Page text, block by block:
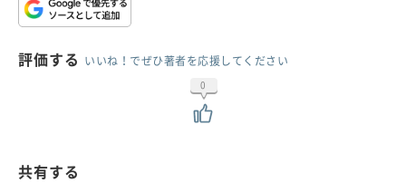
評価する いいね！でぜひ著者を応援してください
0
共有する